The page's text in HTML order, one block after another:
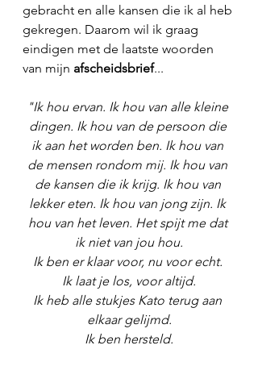
gebracht en alle kansen die ik al heb
gekregen. Daarom wil ik graag
eindigen met de laatste woorden
van mijn afscheidsbrief...
"Ik hou ervan. Ik hou van alle kleine
dingen. Ik hou van de persoon die
ik aan het worden ben. Ik hou van
de mensen rondom mij. Ik hou van
de kansen die ik krijg. Ik hou van
lekker eten. Ik hou van jong zijn. Ik
hou van het leven. Het spijt me dat
ik niet van jou hou.
Ik ben er klaar voor, nu voor echt.
Ik laat je los, voor altijd.
Ik heb alle stukjes Kato terug aan
elkaar gelijmd.
Ik ben hersteld.